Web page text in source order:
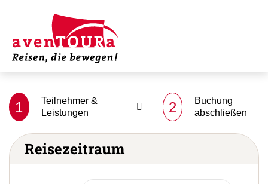
1
Teilnehmer &
Leistungen
2
Buchung
abschließen
Reisezeitraum